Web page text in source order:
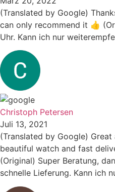
(Translated by Google)
can only recommend it 👍
Uhr. Kann ich nur
Christoph Petersen
Juli 13, 2021
(Translated by Google)
beautiful watch and fast
(Original) Super Beratung,
schnelle Lieferung. Kann ich